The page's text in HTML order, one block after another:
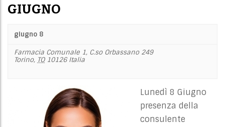
GIUGNO
giugno 8
Farmacia Comunale 1, C.so Orbassano 249
Torino, TO 10126 Italia
Lunedì 8 Giugno
presenza della
consulente